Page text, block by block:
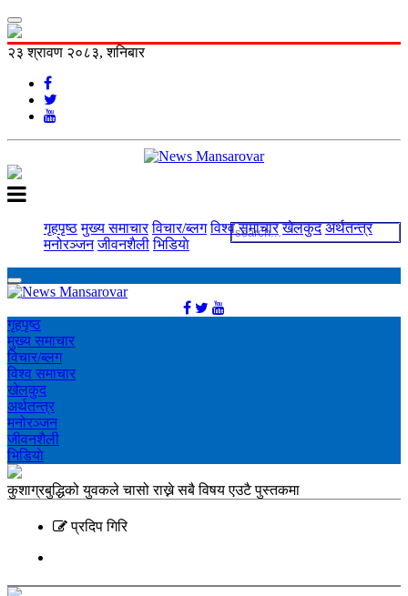
२३ श्रावण २०८३, शनिबार
गृहपृष्ठ मुख्य समाचार विचार/ब्लग विश्व समाचार खेलकुद अर्थतन्त्र
मनोरञ्‍जन जीवनशैली भिडियाे
गृहपृष्ठ
मुख्य समाचार
विचार/ब्लग
विश्व समाचार
खेलकुद
अर्थतन्त्र
मनोरञ्‍जन
जीवनशैली
भिडियाे
कुशाग्रबुद्धिको युवकले चासो राख्ने सबै विषय एउटै पुस्तकमा
प्रदिप गिरि